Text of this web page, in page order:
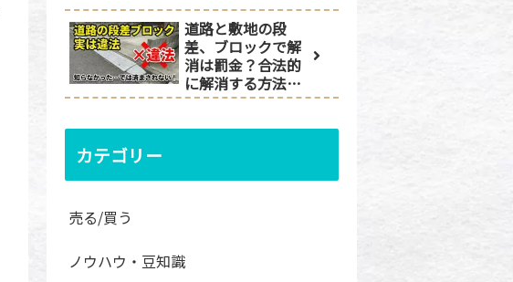
道路と敷地の段
差、ブロックで解
消は罰金？合法的
に解消する方法と
は
カテゴリー
売る/買う
ノウハウ・豆知識